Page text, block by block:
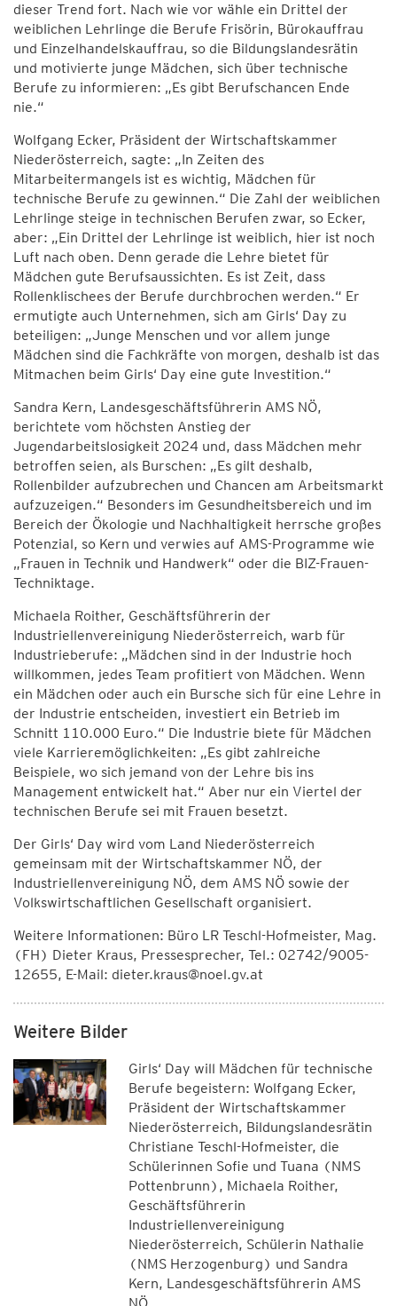
dieser Trend fort. Nach wie vor wähle ein Drittel der
weiblichen Lehrlinge die Berufe Frisörin, Bürokauffrau
und Einzelhandelskauffrau, so die Bildungslandesrätin
und motivierte junge Mädchen, sich über technische
Berufe zu informieren: „Es gibt Berufschancen Ende
nie.“
Wolfgang Ecker, Präsident der Wirtschaftskammer
Niederösterreich, sagte: „In Zeiten des
Mitarbeitermangels ist es wichtig, Mädchen für
technische Berufe zu gewinnen.“ Die Zahl der weiblichen
Lehrlinge steige in technischen Berufen zwar, so Ecker,
aber: „Ein Drittel der Lehrlinge ist weiblich, hier ist noch
Luft nach oben. Denn gerade die Lehre bietet für
Mädchen gute Berufsaussichten. Es ist Zeit, dass
Rollenklischees der Berufe durchbrochen werden.“ Er
ermutigte auch Unternehmen, sich am Girls‘ Day zu
beteiligen: „Junge Menschen und vor allem junge
Mädchen sind die Fachkräfte von morgen, deshalb ist das
Mitmachen beim Girls‘ Day eine gute Investition.“
Sandra Kern, Landesgeschäftsführerin AMS NÖ,
berichtete vom höchsten Anstieg der
Jugendarbeitslosigkeit 2024 und, dass Mädchen mehr
betroffen seien, als Burschen: „Es gilt deshalb,
Rollenbilder aufzubrechen und Chancen am Arbeitsmarkt
aufzuzeigen.“ Besonders im Gesundheitsbereich und im
Bereich der Ökologie und Nachhaltigkeit herrsche großes
Potenzial, so Kern und verwies auf AMS-Programme wie
„Frauen in Technik und Handwerk“ oder die BIZ-Frauen-
Techniktage.
Michaela Roither, Geschäftsführerin der
Industriellenvereinigung Niederösterreich, warb für
Industrieberufe: „Mädchen sind in der Industrie hoch
willkommen, jedes Team profitiert von Mädchen. Wenn
ein Mädchen oder auch ein Bursche sich für eine Lehre in
der Industrie entscheiden, investiert ein Betrieb im
Schnitt 110.000 Euro.“ Die Industrie biete für Mädchen
viele Karrieremöglichkeiten: „Es gibt zahlreiche
Beispiele, wo sich jemand von der Lehre bis ins
Management entwickelt hat.“ Aber nur ein Viertel der
technischen Berufe sei mit Frauen besetzt.
Der Girls‘ Day wird vom Land Niederösterreich
gemeinsam mit der Wirtschaftskammer NÖ, der
Industriellenvereinigung NÖ, dem AMS NÖ sowie der
Volkswirtschaftlichen Gesellschaft organisiert.
Weitere Informationen: Büro LR Teschl-Hofmeister, Mag.
(FH) Dieter Kraus, Pressesprecher, Tel.: 02742/9005-
12655, E-Mail: dieter.kraus@noel.gv.at
Weitere Bilder
Girls‘ Day will Mädchen für technische
Berufe begeistern: Wolfgang Ecker,
Präsident der Wirtschaftskammer
Niederösterreich, Bildungslandesrätin
Christiane Teschl-Hofmeister, die
Schülerinnen Sofie und Tuana (NMS
Pottenbrunn), Michaela Roither,
Geschäftsführerin
Industriellenvereinigung
Niederösterreich, Schülerin Nathalie
(NMS Herzogenburg) und Sandra
Kern, Landesgeschäftsführerin AMS